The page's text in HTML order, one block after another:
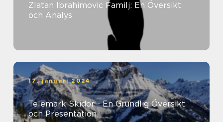
Zlatan Ibrahimovic Familj: En Översikt
och Analys
17. januari 2024
Telemark Skidor - En Grundlig Översikt
och Presentation